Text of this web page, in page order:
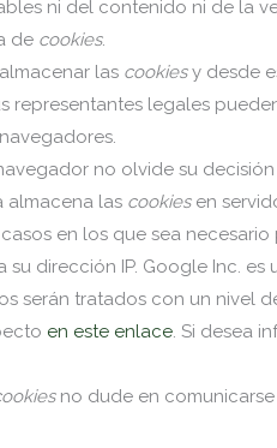
ni del contenido ni de la
de cookies.
las cookiesy desde
representantes legales
no olvide su
almacena las cookiesen
en los que sea
dirección IP. Google Inc.
serán tratados con un nivel
en este enlace . Si desea
no dude en